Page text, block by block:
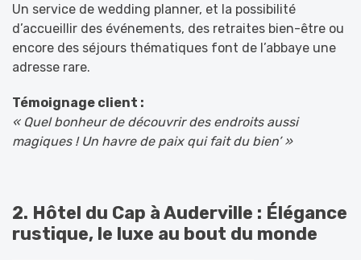
Un service de wedding planner, et la possibilité
d’accueillir des événements, des retraites bien-être ou
encore des séjours thématiques font de l’abbaye une
adresse rare.
Témoignage client :
« Quel bonheur de découvrir des endroits aussi
magiques ! Un havre de paix qui fait du bien’ »
2. Hôtel du Cap à Auderville : Élégance
rustique, le luxe au bout du monde